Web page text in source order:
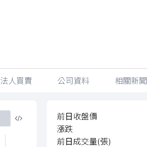
法人買賣 公司資料 相關新聞
前日收盤價
漲跌
前日成交量(張)